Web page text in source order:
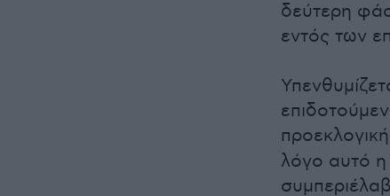
δεύτερη
εντός των
λόγο αυτό η